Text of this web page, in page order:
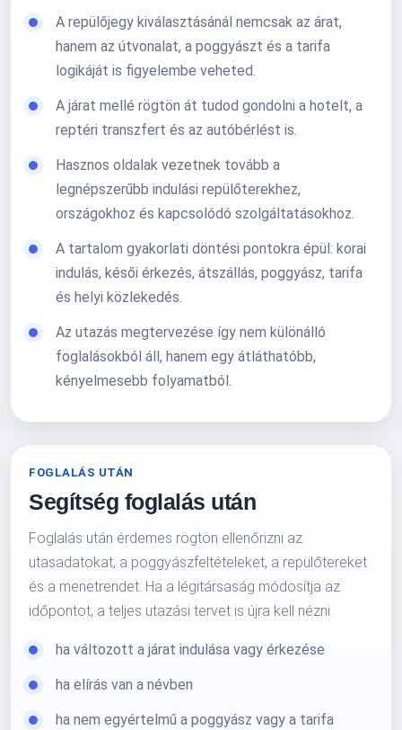
A repülőjegy kiválasztásánál nemcsak az árat,
hanem az útvonalat, a poggyászt és a tarifa
logikáját is figyelembe veheted.
A járat mellé rögtön át tudod gondolni a hotelt, a
reptéri transzfert és az autóbérlést is.
Hasznos oldalak vezetnek tovább a
legnépszerűbb indulási repülőterekhez,
országokhoz és kapcsolódó szolgáltatásokhoz.
A tartalom gyakorlati döntési pontokra épül: korai
indulás, késői érkezés, átszállás, poggyász, tarifa
és helyi közlekedés.
Az utazás megtervezése így nem különálló
foglalásokból áll, hanem egy átláthatóbb,
kényelmesebb folyamatból.
FOGLALÁS UTÁN
Segítség foglalás után
Foglalás után érdemes rögtön ellenőrizni az
utasadatokat, a poggyászfeltételeket, a repülőtereket
és a menetrendet. Ha a légitársaság módosítja az
időpontot, a teljes utazási tervet is újra kell nézni.
ha változott a járat indulása vagy érkezése
ha elírás van a névben
ha nem egyértelmű a poggyász vagy a tarifa